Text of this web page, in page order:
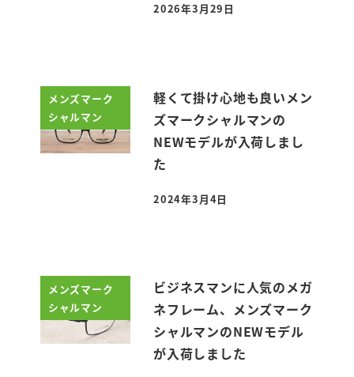
投稿日
2026年3月29日
メンズマーク
シャルマン
軽くて掛け心地も良いメン
ズマークシャルマンの
NEWモデルが入荷しまし
た
投稿日
2024年3月4日
メンズマーク
シャルマン
ビジネスマンに人気のメガ
ネフレーム、メンズマーク
シャルマンのNEWモデル
が入荷しました